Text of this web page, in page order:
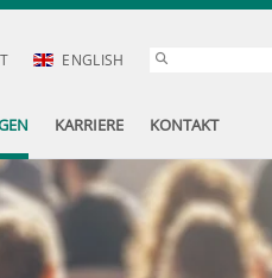
ENGLISH
KARRIERE KONTAKT